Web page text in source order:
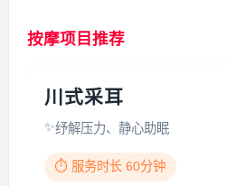
按摩项目推荐
川式采耳
纾解压力、静心助眠
⏱️ 服务时长 60分钟